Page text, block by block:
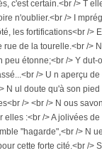
c'est certain.<br /> T
n'oublier.<br /> I
les fortifications<br />
de la tourelle.<br />
étonne;<br /> Y
/> U n aperçu
ul doute qu'à son
/> <br /> N ous
:<br /> A jolivées
"hagarde",<br /> N
cette forte cité.<br />